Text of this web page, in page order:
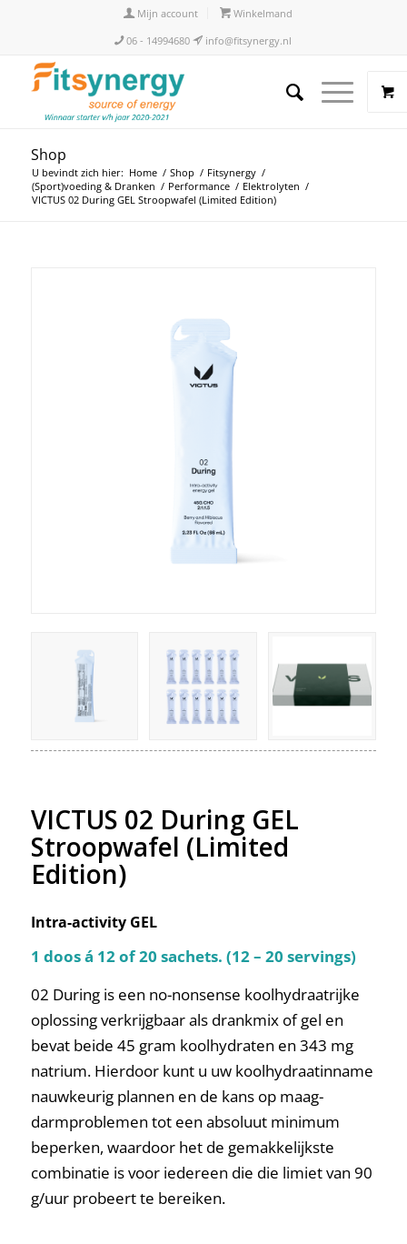
Mijn account
Winkelmand
06 - 14994680
info@fitsynergy.nl
Shop
U bevindt zich hier: Home / Shop / Fitsynergy /
(Sport)voeding & Dranken / Performance / Elektrolyten /
VICTUS 02 During GEL Stroopwafel (Limited Edition)
VICTUS 02 During GEL
Stroopwafel (Limited
Edition)
Intra-activity GEL
1 doos á 12 of 20 sachets. (12 – 20 servings)
02 During is een no-nonsense koolhydraatrijke
oplossing verkrijgbaar als drankmix of gel en
bevat beide 45 gram koolhydraten en 343 mg
natrium. Hierdoor kunt u uw koolhydraatinname
nauwkeurig plannen en de kans op maag-
darmproblemen tot een absoluut minimum
beperken, waardoor het de gemakkelijkste
combinatie is voor iedereen die die limiet van 90
g/uur probeert te bereiken.